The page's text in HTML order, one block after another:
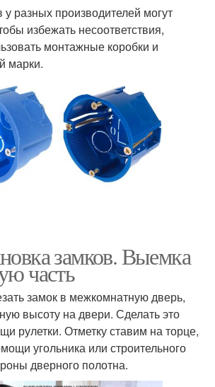
разных производителей могут
избежать несоответствия,
монтажные коробки и
марки.
замков. Выемка
часть
замок в межкомнатную дверь,
высоту на двери. Сделать это
рулетки. Отметку ставим на торце,
угольника или строительного
дверного полотна.